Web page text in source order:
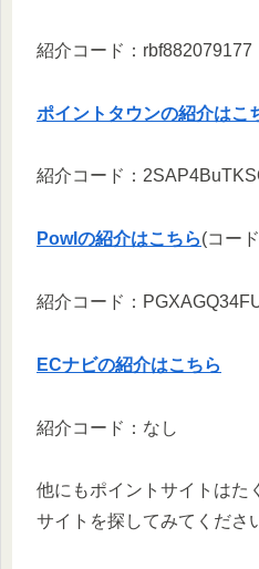
紹介コード：rbf882079177
ポイントタウンの紹介はこ
紹介コード：
Powlの紹介はこちら(コー
紹介コード：
ECナビの紹介はこちら
紹介コード：なし
他にもポイントサイトはた
サイトを探してみてくださ